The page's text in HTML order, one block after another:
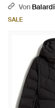
Von Balardi
SALE